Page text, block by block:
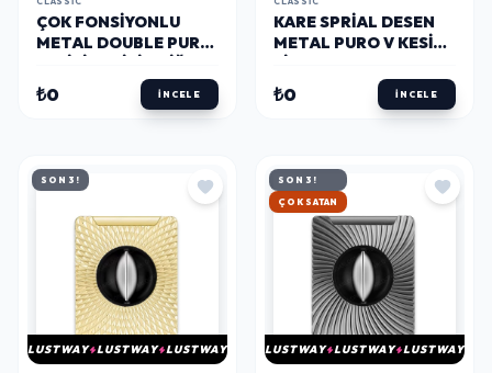
ÇOK FONSIYONLU
METAL DOUBLE PURO
SIYAH
₺0 İNCELE
KARE SPRIAL DESEN
METAL PURO V KESICI
₺0 İNCELE
SON 3!
LUSTWAY LUSTWAY LUSTWAY
SON 3!
HIZLI KARGO
LUSTWAY LUSTWAY LUSTWAY